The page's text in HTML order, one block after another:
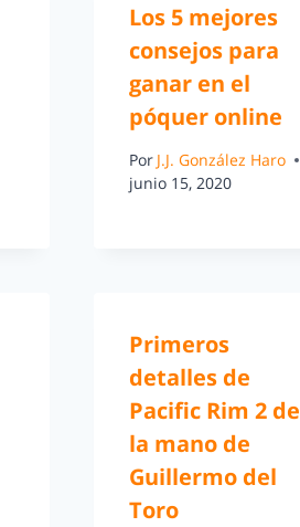
Los 5 mejores
consejos para
ganar en el
póquer online
Por J.J. González Haro
junio 15, 2020
Primeros
detalles de
Pacific Rim 2 de
la mano de
Guillermo del
Toro